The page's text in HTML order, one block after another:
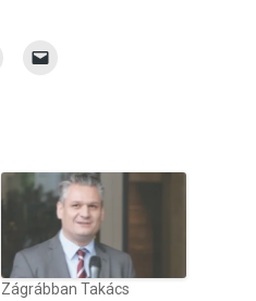
Zágrábban Takács